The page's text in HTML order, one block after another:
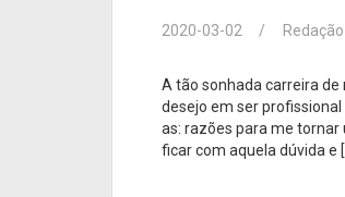
2020-03-02 Redação
A tão sonhada carreira
desejo em ser
as: razões para me tornar
ficar com aquela dúvida e